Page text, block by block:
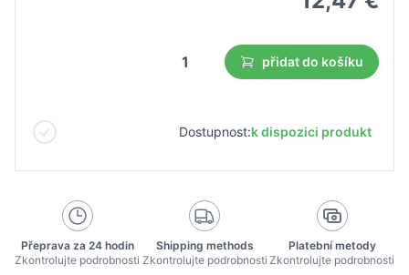
přidat do košíku
Dostupnost:k dispozici produkt
Přeprava za 24 hodin
Zkontrolujte podrobnosti
Shipping methods
Zkontrolujte podrobnosti
Platební metody
Zkontrolujte podrobnosti